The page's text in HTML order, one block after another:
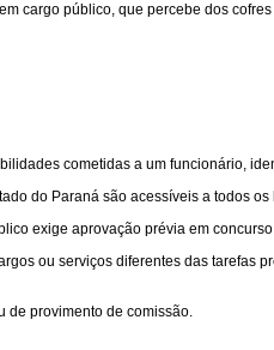
cargo público, que percebe dos
cometidas a um funcionário,
do Paraná são acessíveis a todos
exige aprovação prévia em
ou serviços diferentes das
de provimento de comissão.